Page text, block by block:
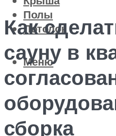
Полы
Потолок
Меню
Как
сауну в
сборка